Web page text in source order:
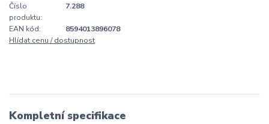
Číslo
produktu:
7.288
EAN kód:
8594013896078
Hlídat cenu / dostupnost
Kompletní specifikace